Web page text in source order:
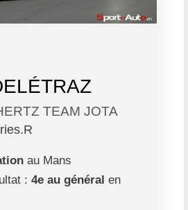
TEAM JOTA
au Mans
:4e au général en